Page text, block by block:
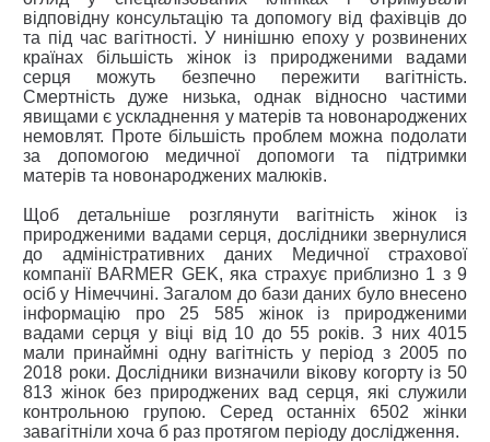
відповідну консультацію та допомогу від фахівців до
та під час вагітності. У нинішню епоху у розвинених
країнах більшість жінок із природженими вадами
серця можуть безпечно пережити вагітність.
Смертність дуже низька, однак відносно частими
явищами є ускладнення у матерів та новонароджених
немовлят. Проте більшість проблем можна подолати
за допомогою медичної допомоги та підтримки
матерів та новонароджених малюків.
Щоб детальніше розглянути вагітність жінок із
природженими вадами серця, дослідники звернулися
до адміністративних даних Медичної страхової
компанії BARMER GEK, яка страхує приблизно 1 з 9
осіб у Німеччині. Загалом до бази даних було внесено
інформацію про 25 585 жінок із природженими
вадами серця у віці від 10 до 55 років. З них 4015
мали принаймні одну вагітність у період з 2005 по
2018 роки. Дослідники визначили вікову когорту із 50
813 жінок без природжених вад серця, які служили
контрольною групою. Серед останніх 6502 жінки
завагітніли хоча б раз протягом періоду дослідження.